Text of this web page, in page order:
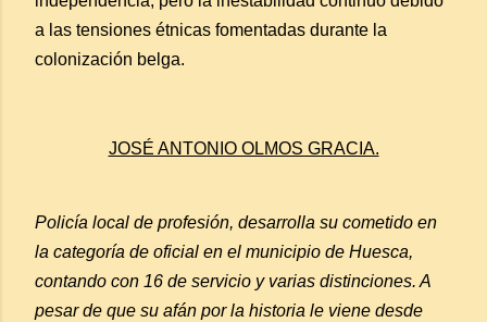
a las tensiones étnicas fomentadas durante la
colonización belga.
JOSÉ ANTONIO OLMOS GRACIA.
Policía local de profesión, desarrolla su cometido en
la categoría de oficial en el municipio de Huesca,
contando con 16 de servicio y varias distinciones. A
pesar de que su afán por la historia le viene desde